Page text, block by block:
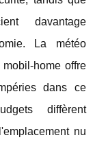
davantage
La météo
home offre
dans ce
diffèrent
nu